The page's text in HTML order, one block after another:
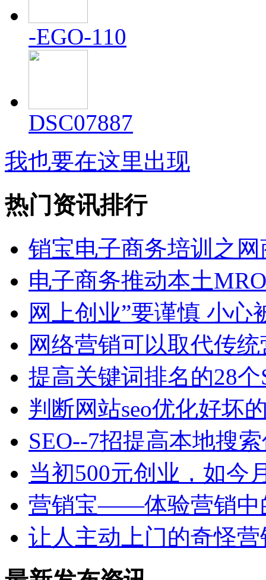
-EGO-110
DSC07887
我也要在这里出现
热门资讯排行
销宝电子商务培训之
电子商务推动本土
网上创业”要谨慎 小心
网络营销可以取代传
提高关键词排名的28个
判断网站seo优化好坏
SEO--7招提高本地搜
当初500元创业，如今
营销宝——体验营销中
让人主动上门的奇怪营